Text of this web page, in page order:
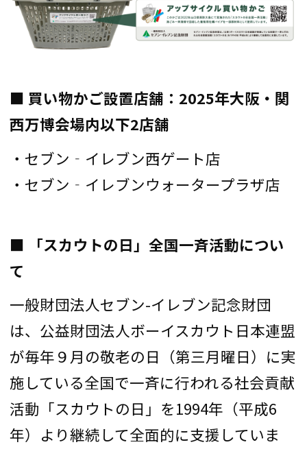
■ 買い物かご設置店舗：2025年大阪・関
西万博会場内以下2店舗
・セブン‐イレブン西ゲート店
・セブン‐イレブンウォータープラザ店
■ 「スカウトの日」全国一斉活動につい
て
一般財団法人セブン-イレブン記念財団
は、公益財団法人ボーイスカウト日本連盟
が毎年９月の敬老の日（第三月曜日）に実
施している全国で一斉に行われる社会貢献
活動「スカウトの日」を1994年（平成6
年）より継続して全面的に支援していま